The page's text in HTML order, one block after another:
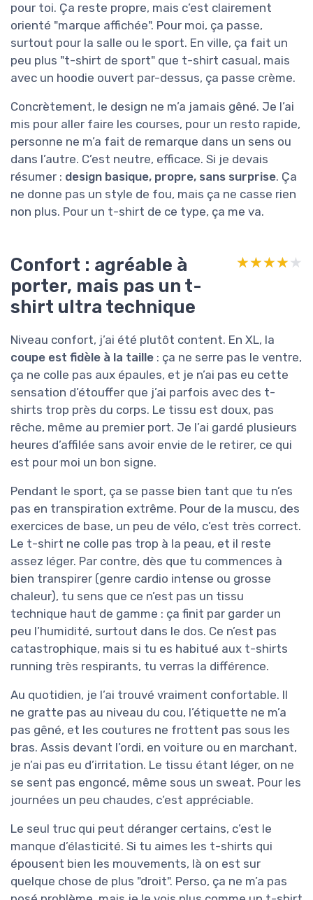
pour toi. Ça reste propre, mais c’est clairement
orienté "marque affichée". Pour moi, ça passe,
surtout pour la salle ou le sport. En ville, ça fait un
peu plus "t-shirt de sport" que t-shirt casual, mais
avec un hoodie ouvert par-dessus, ça passe crème.
Concrètement, le design ne m’a jamais gêné. Je l’ai
mis pour aller faire les courses, pour un resto rapide,
personne ne m’a fait de remarque dans un sens ou
dans l’autre. C’est neutre, efficace. Si je devais
résumer : design basique, propre, sans surprise. Ça
ne donne pas un style de fou, mais ça ne casse rien
non plus. Pour un t-shirt de ce type, ça me va.
Confort : agréable à
porter, mais pas un t-
shirt ultra technique
★★★★★
★★★★★
Niveau confort, j’ai été plutôt content. En XL, la
coupe est fidèle à la taille : ça ne serre pas le ventre,
ça ne colle pas aux épaules, et je n’ai pas eu cette
sensation d’étouffer que j’ai parfois avec des t-
shirts trop près du corps. Le tissu est doux, pas
rêche, même au premier port. Je l’ai gardé plusieurs
heures d’affilée sans avoir envie de le retirer, ce qui
est pour moi un bon signe.
Pendant le sport, ça se passe bien tant que tu n’es
pas en transpiration extrême. Pour de la muscu, des
exercices de base, un peu de vélo, c’est très correct.
Le t-shirt ne colle pas trop à la peau, et il reste
assez léger. Par contre, dès que tu commences à
bien transpirer (genre cardio intense ou grosse
chaleur), tu sens que ce n’est pas un tissu
technique haut de gamme : ça finit par garder un
peu l’humidité, surtout dans le dos. Ce n’est pas
catastrophique, mais si tu es habitué aux t-shirts
running très respirants, tu verras la différence.
Au quotidien, je l’ai trouvé vraiment confortable. Il
ne gratte pas au niveau du cou, l’étiquette ne m’a
pas gêné, et les coutures ne frottent pas sous les
bras. Assis devant l’ordi, en voiture ou en marchant,
je n’ai pas eu d’irritation. Le tissu étant léger, on ne
se sent pas engoncé, même sous un sweat. Pour les
journées un peu chaudes, c’est appréciable.
Le seul truc qui peut déranger certains, c’est le
manque d’élasticité. Si tu aimes les t-shirts qui
épousent bien les mouvements, là on est sur
quelque chose de plus "droit". Perso, ça ne m’a pas